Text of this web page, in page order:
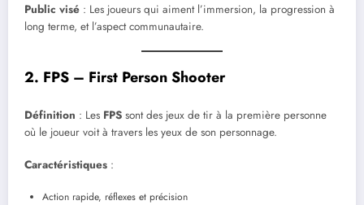
Public visé : Les joueurs qui aiment l’immersion, la progression à
long terme, et l’aspect communautaire.
2. FPS – First Person Shooter
Définition : Les FPS sont des jeux de tir à la première personne
où le joueur voit à travers les yeux de son personnage.
Caractéristiques :
Action rapide, réflexes et précision